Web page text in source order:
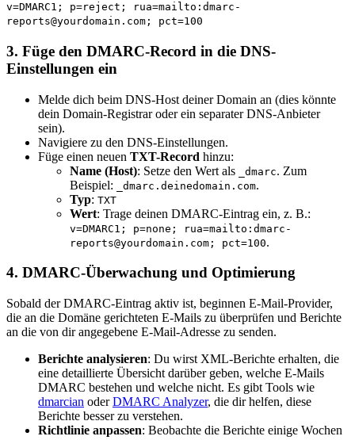
v=DMARC1; p=reject; rua=mailto:dmarc-
reports@yourdomain.com; pct=100
3. Füge den DMARC-Record in die DNS-
Einstellungen ein
Melde dich beim DNS-Host deiner Domain an (dies könnte
dein Domain-Registrar oder ein separater DNS-Anbieter
sein).
Navigiere zu den DNS-Einstellungen.
Füge einen neuen TXT-Record hinzu:
Name (Host): Setze den Wert als _dmarc. Zum
Beispiel:
_dmarc.deinedomain.com.
Typ: TXT
Wert: Trage deinen DMARC-Eintrag ein, z. B.:
v=DMARC1; p=none; rua=mailto:dmarc-
reports@yourdomain.com; pct=100.
4. DMARC-Überwachung und Optimierung
Sobald der DMARC-Eintrag aktiv ist, beginnen E-Mail-Provider,
die an die Domäne gerichteten E-Mails zu überprüfen und Berichte
an die von dir angegebene E-Mail-Adresse zu senden.
Berichte analysieren: Du wirst XML-Berichte erhalten, die
eine detaillierte Übersicht darüber geben, welche E-Mails
DMARC bestehen und welche nicht. Es gibt Tools wie
dmarcian oderDMARC Analyzer, die dir helfen, diese
Berichte besser zu verstehen.
Richtlinie anpassen: Beobachte die Berichte einige Wochen